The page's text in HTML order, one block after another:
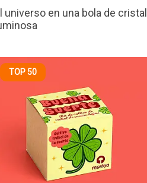
universo en una bola de cristal
TOP 50